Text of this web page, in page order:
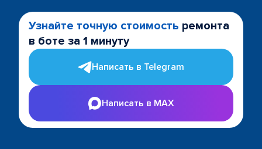
Узнайте точную стоимость ремонта
в боте за 1 минуту
Написать в Telegram
Написать в MAX